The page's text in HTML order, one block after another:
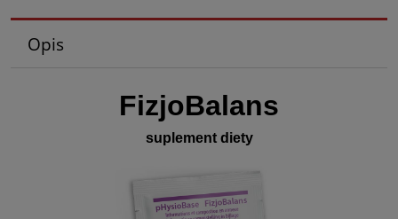
Opis
FizjoBalans
suplement diety